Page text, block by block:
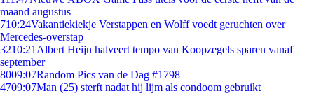
maand augustus
710:24Vakantiekiekje Verstappen en Wolff voedt geruchten over
Mercedes-overstap
3210:21 Albert Heijn halveert tempo van Koopzegels sparen vanaf
september
8009:07Random Pics van de Dag #1798
4709:07Man (25) sterft nadat hij lijm als condoom gebruikt